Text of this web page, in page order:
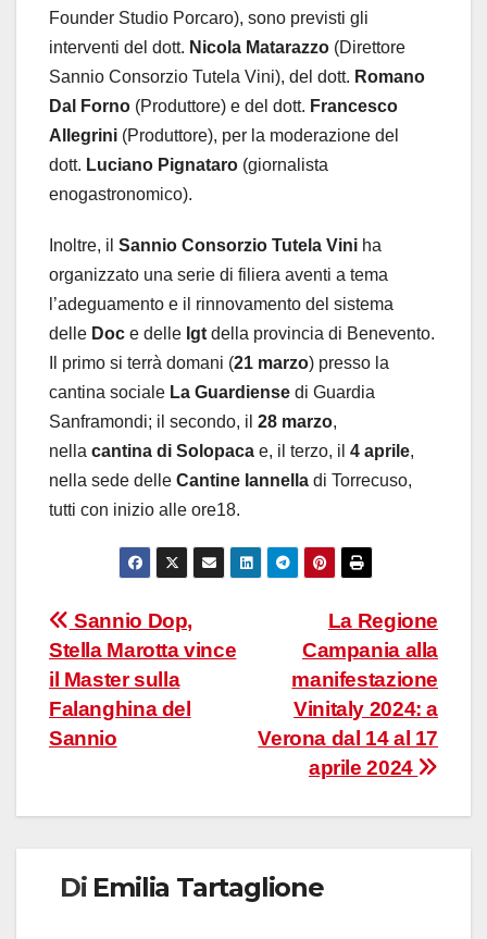
Founder Studio Porcaro), sono previsti gli
interventi del dott. Nicola Matarazzo (Direttore
Sannio Consorzio Tutela Vini), del dott. Romano
Dal Forno (Produttore) e del dott. Francesco
Allegrini (Produttore), per la moderazione del
dott. Luciano Pignataro (giornalista
enogastronomico).
Inoltre, il Sannio Consorzio Tutela Vini ha
organizzato una serie di filiera aventi a tema
l’adeguamento e il rinnovamento del sistema
delle Doc e delle Igt della provincia di Benevento.
Il primo si terrà domani (21 marzo) presso la
cantina sociale La Guardiense di Guardia
Sanframondi; il secondo, il 28 marzo,
nella cantina di Solopaca e, il terzo, il 4 aprile,
nella sede delle Cantine Iannella di Torrecuso,
tutti con inizio alle ore18.
Navigazione
articoli
La Regione
Campania alla
manifestazione
Vinitaly 2024: a
Verona dal 14 al 17
aprile 2024
Sannio Dop,
Stella Marotta vince
il Master sulla
Falanghina del
Sannio
Di Emilia Tartaglione